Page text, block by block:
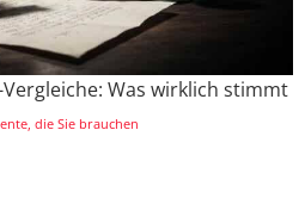
Was wirklich stimmt
die Sie brauchen